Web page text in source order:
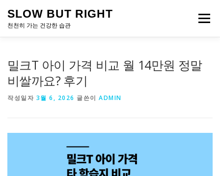
SLOW BUT RIGHT
천천히 가는 건강한 습관
메뉴
밀크T 아이 가격 비교 월 14만원 정말
비쌀까요? 후기
작성일자 3월 6, 2026 글쓴이 ADMIN